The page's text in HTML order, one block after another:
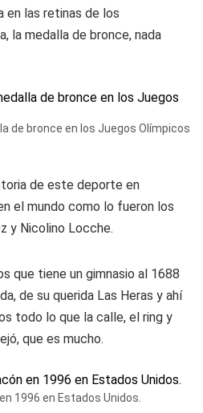
en las retinas de los
la medalla de bronce, nada
de bronce en los Juegos Olímpicos
de este deporte en
el mundo como lo fueron los
y Nicolino Locche.
que tiene un gimnasio al 1688
de su querida Las Heras y ahí
todo lo que la calle, el ring y
que es mucho.
1996 en Estados Unidos.